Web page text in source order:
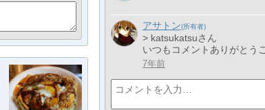
アサトン
> katsukatsuさん
いつもコメントありがとう
7年前